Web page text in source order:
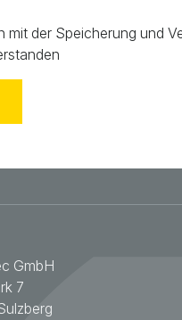
mit der Speicherung und
GmbH
7